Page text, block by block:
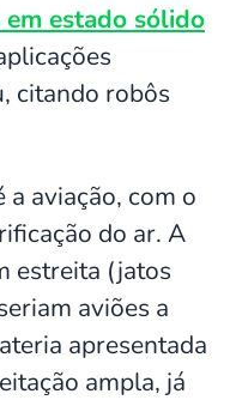
em estado sólido
citando robôs
aviação, com o
do ar. A
estreita (jatos
aviões a
apresentada
ampla, já